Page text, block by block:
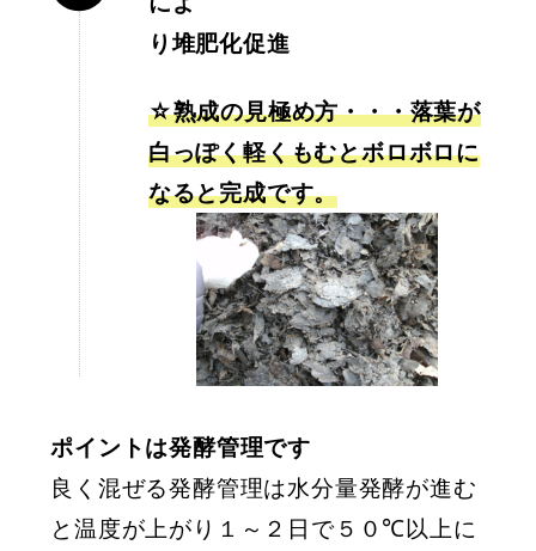
り堆肥化促進
☆熟成の見極め方・・・落葉が
白っぽく軽くもむとボロボロに
なると完成です。
ポイントは発酵管理です
良く混ぜる発酵管理は水分量発酵が進む
と温度が上がり１～２日で５０℃以上に